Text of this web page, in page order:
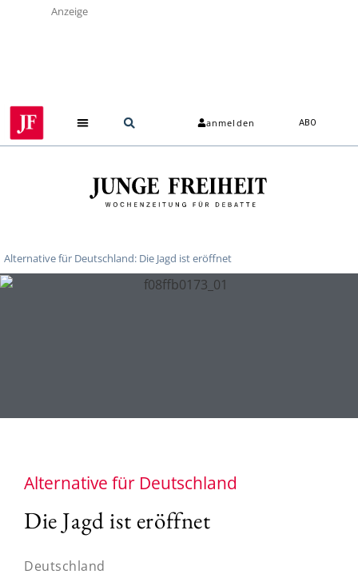
Anzeige
anmelden ABO
Alternative für Deutschland: Die Jagd ist eröffnet
Alternative für Deutschland
Die Jagd ist eröffnet
Deutschland